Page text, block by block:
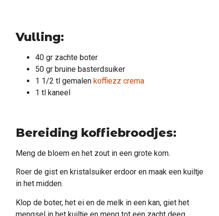
Vulling:
40 gr zachte boter
50 gr bruine basterdsuiker
1 1/2 tl gemalen koffiezz crema
1 tl kaneel
Bereiding koffiebroodjes:
Meng de bloem en het zout in een grote kom.
Roer de gist en kristalsuiker erdoor en maak een kuiltje
in het midden.
Klop de boter, het ei en de melk in een kan, giet het